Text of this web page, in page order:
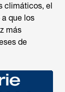
climáticos, el
que los
más
de